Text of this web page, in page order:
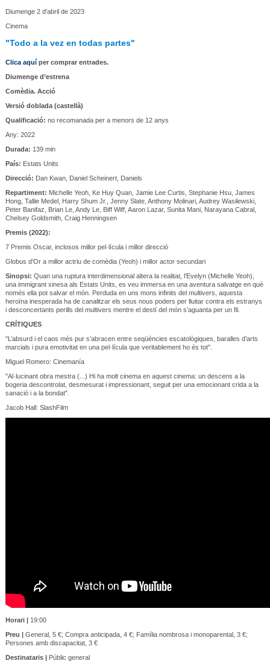
Diumenge 2 d'abril de 2023
Cinema
"Todo a la vez en todas partes"
Clica aquíper comprar entrades.
Diumenge d’estrena
Comèdia. Acció
Versió doblada (castellà)
Qualificació: no recomanada per a menors de 12 anys
Any: 2022
Durada: 139 min
País: Estats Units
Direcció: Dan Kwan, Daniel Scheinert, Daniels
Repartiment: Michelle Yeoh, Ke Huy Quan, Jamie Lee Curtis, Stephanie Hsu, James
Hong, Tallie Medel, Harry Shum Jr., Jenny Slate, Anthony Molinari, Audrey Wasilewski,
Peter Banifaz, Brian Le, Andy Le, Biff Wiff, Aaron Lazar, Sunita Mani, Narayana Cabral,
Chelsey Goldsmith, Craig Henningsen
Premis (2022):
7 Premis Oscar, inclosos millor pel·lícula i millor direcció
Globus d’Or a millor actriu de comèdia (Yeoh) i millor actor secundari
Sinopsi: Quan una ruptura interdimensional altera la realitat, l’Evelyn (Michelle Yeoh),
una immigrant xinesa als Estats Units, es veu immersa en una aventura salvatge en què
només ella pot salvar el món. Perduda en uns mons infinits del multivers, aquesta
heroïna inesperada ha de canalitzar els seus nous poders per lluitar contra els estranys
i desconcertants perills del multivers mentre el destí del món s’aguanta per un fil.
CRÍTIQUES
"L’absurd i el caos més pur s’abracen entre seqüències escatològiques, baralles d’arts
marcials i pura emotivitat en una pel·lícula que veritablement ho és tot".
Miguel Romero: Cinemanía
"Al·lucinant obra mestra (...) Hi ha molt cinema en aquest cinema: un descens a la
bogeria descontrolat, desmesurat i impressionant, seguit per una emocionant crida a la
sanació i a la bondat".
Jacob Hall: SlashFilm
Horari |19:00
Preu |General, 5 €; Compra anticipada, 4 €; Família nombrosa i monoparental, 3 €;
Persones amb discapacitat, 3 €
Destinataris |Públic general